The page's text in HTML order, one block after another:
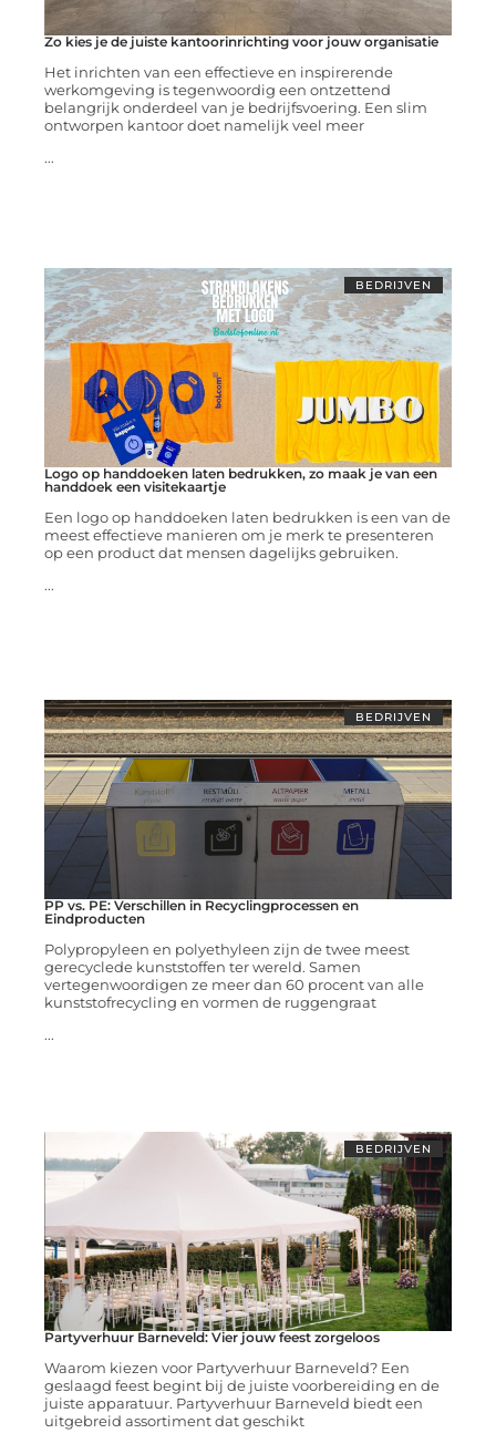
Zo kies je de juiste kantoorinrichting voor jouw organisatie
Het inrichten van een effectieve en inspirerende
werkomgeving is tegenwoordig een ontzettend
belangrijk onderdeel van je bedrijfsvoering. Een slim
ontworpen kantoor doet namelijk veel meer
...
BEDRIJVEN
Logo op handdoeken laten bedrukken, zo maak je van een
handdoek een visitekaartje
Een logo op handdoeken laten bedrukken is een van de
meest effectieve manieren om je merk te presenteren
op een product dat mensen dagelijks gebruiken.
...
BEDRIJVEN
PP vs. PE: Verschillen in Recyclingprocessen en
Eindproducten
Polypropyleen en polyethyleen zijn de twee meest
gerecyclede kunststoffen ter wereld. Samen
vertegenwoordigen ze meer dan 60 procent van alle
kunststofrecycling en vormen de ruggengraat
...
BEDRIJVEN
Partyverhuur Barneveld: Vier jouw feest zorgeloos
Waarom kiezen voor Partyverhuur Barneveld? Een
geslaagd feest begint bij de juiste voorbereiding en de
juiste apparatuur. Partyverhuur Barneveld biedt een
uitgebreid assortiment dat geschikt